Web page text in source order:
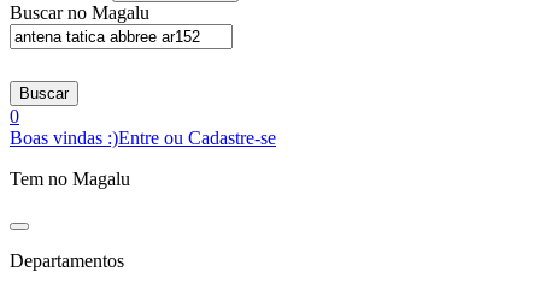
Buscar no Magalu
Buscar
0
Boas vindas :)Entre ou Cadastre-se
Tem no Magalu
Departamentos